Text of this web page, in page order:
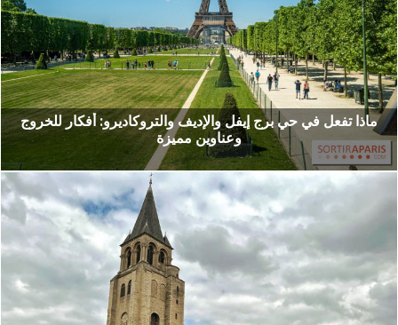
ماذا تفعل في حي برج إيفل والإديف والتروكاديرو: أفكار للخروج
وعناوين مميزة